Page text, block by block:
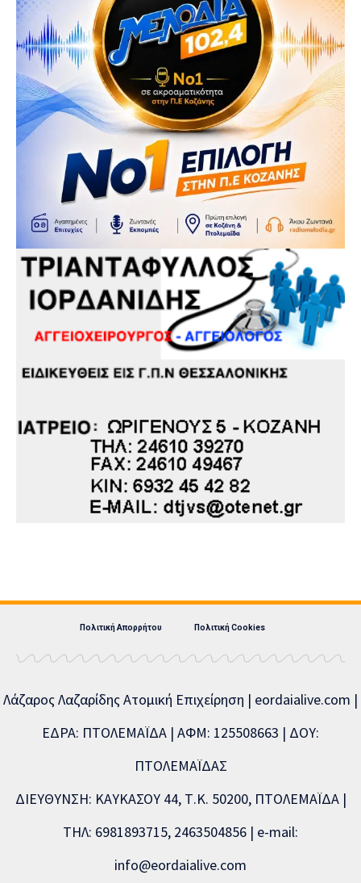
Πολιτική Απορρήτου Πολιτική Cookies
Λάζαρος Λαζαρίδης Ατομική Επιχείρηση | eordaialive.com |
ΕΔΡΑ: ΠΤΟΛΕΜΑΪΔΑ | ΑΦΜ: 125508663 | ΔΟΥ:
ΠΤΟΛΕΜΑΪΔΑΣ
ΔΙΕΥΘΥΝΣΗ: ΚΑΥΚΑΣΟΥ 44, Τ.Κ. 50200, ΠΤΟΛΕΜΑΪΔΑ |
ΤΗΛ: 6981893715, 2463504856 | e-mail:
info@eordaialive.com